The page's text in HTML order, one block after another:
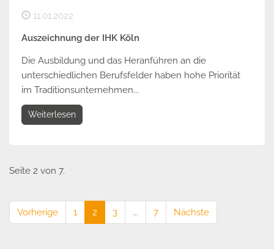
11.01.2022
Auszeichnung der IHK Köln
Die Ausbildung und das Heranführen an die
unterschiedlichen Berufsfelder haben hohe Priorität
im Traditionsunternehmen...
Weiterlesen
Seite 2 von 7.
Vorherige 1 2 3 ... 7 Nächste